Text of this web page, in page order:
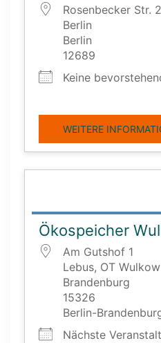
Rosenbecker Str.
Berlin
Berlin
12689
Keine
WEITERE
Ökospeicher
Am Gutshof 1
Lebus, OT Wulkow
Brandenburg
15326
Berlin-
Nächste